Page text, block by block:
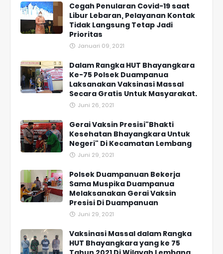
Cegah Penularan Covid-19 saat
Libur Lebaran, Pelayanan Kontak
Tidak Langsung Tetap Jadi
Prioritas
Januari 09, 2021
Dalam Rangka HUT Bhayangkara
Ke-75 Polsek Duampanua
Laksanakan Vaksinasi Massal
Secara Gratis Untuk Masyarakat.
Juni 26, 2021
Gerai Vaksin Presisi"Bhakti
Kesehatan Bhayangkara Untuk
Negeri" Di Kecamatan Lembang
Juni 29, 2021
Polsek Duampanuan Bekerja
Sama Muspika Duampanua
Melaksanakan Gerai Vaksin
Presisi Di Duampanuan
Juni 29, 2021
Vaksinasi Massal dalam Rangka
HUT Bhayangkara yang ke 75